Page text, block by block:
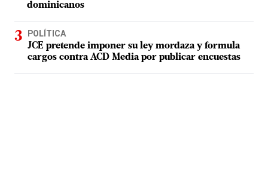
dominicanos
POLÍTICA
JCE pretende imponer su ley mordaza y formula
cargos contra ACD Media por publicar encuestas